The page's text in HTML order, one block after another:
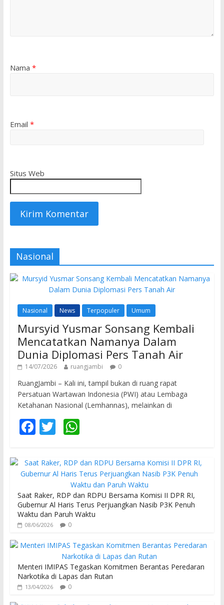
Nama *
Email *
Situs Web
Nasional
Nasional News Terpopuler Umum
Mursyid Yusmar Sonsang Kembali
Mencatatkan Namanya Dalam
Dunia Diplomasi Pers Tanah Air
14/07/2026 ruangjambi 0
RuangJambi – Kali ini, tampil bukan di ruang rapat
Persatuan Wartawan Indonesia (PWI) atau Lembaga
Ketahanan Nasional (Lemhannas), melainkan di
F
e
b
o
o
k
T
itt
er
W
at
s
A
p
p
Saat Raker, RDP dan RDPU Bersama Komisi II DPR RI,
Gubernur Al Haris Terus Perjuangkan Nasib P3K Penuh
Waktu dan Paruh Waktu
08/06/2026 0
Menteri IMIPAS Tegaskan Komitmen Berantas Peredaran
Narkotika di Lapas dan Rutan
13/04/2026 0